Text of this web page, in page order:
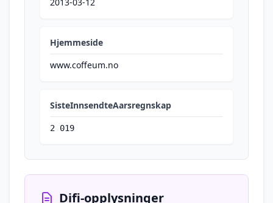
Hjemmeside
www.coffeum.no
SisteInnsendteAarsregnskap
2 019
Difi-opplysninger